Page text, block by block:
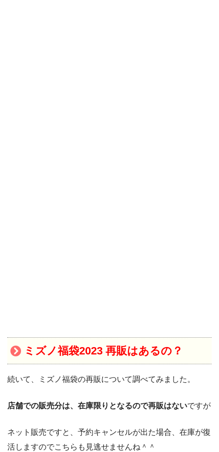
ミズノ福袋2023 再販はあるの？
続いて、ミズノ福袋の再販について調べてみました。
店舗での販売分は、在庫限りとなるので再販はないですが
ネット販売ですと、予約キャンセルが出た場合、在庫が復
活しますのでこちらも見逃せませんね＾＾